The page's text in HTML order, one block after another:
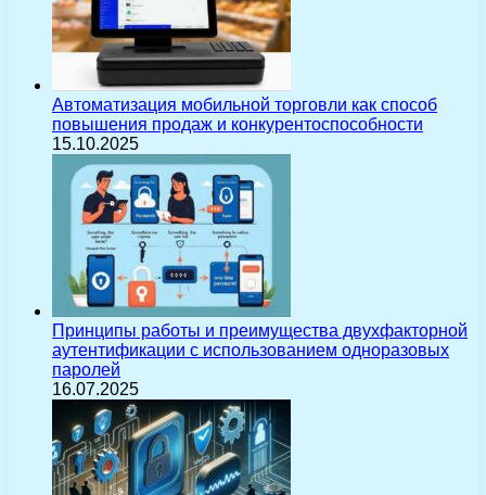
Автоматизация мобильной торговли как способ
повышения продаж и конкурентоспособности
15.10.2025
Принципы работы и преимущества двухфакторной
аутентификации с использованием одноразовых
паролей
16.07.2025